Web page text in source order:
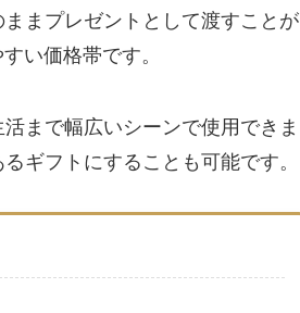
まプレゼントとして渡すことが
い価格帯です。
まで幅広いシーンで使用できま
ギフトにすることも可能です。